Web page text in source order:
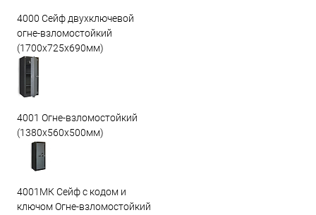
4000 Сейф двухключевой
огне-взломостойкий
(1700х725х690мм)
4001 Огне-взломостойкий
(1380х560х500мм)
4001МК Сейф с кодом и
ключом Огне-взломостойкий